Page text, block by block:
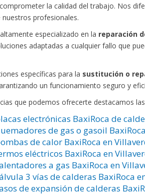
la calidad del trabajo. Nos
profesionales.
especializado en la reparación
adaptadas a cualquier fallo que
específicas para la sustitución o
un funcionamiento seguro y
que podemos ofrecerte destacamos
electrónicas BaxiRoca de
de gas o gasoil
de calor BaxiRoca en
eléctricos BaxiRoca en
a gas BaxiRoca en
3 vías de calderas BaxiRoca
de expansión de calderas